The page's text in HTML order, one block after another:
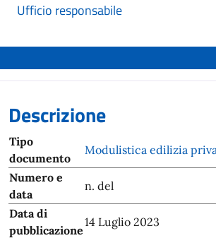
Ufficio responsabile
Descrizione
Tipo
documento
Modulistica edilizia
Numero e
data
n. del
Data di
pubblicazione
14 Luglio 2023